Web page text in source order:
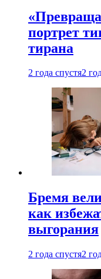
портрет
тирана
2 года спустя2
Бремя
как
выгорания
2 года спустя2